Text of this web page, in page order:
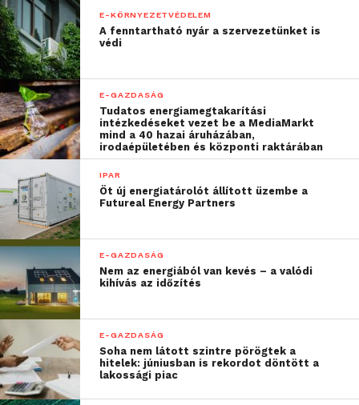
„Örömmel látjuk, hogy
Magyarország elindult a
digitális átalakulás útján,
mert az ebben rejlő
fejlődési és gazdasági
lehetőségek
kifogyhatatlanok.”
– mondta Jakab Roland, az HEBC elnöke, az Ericsson
Magyarország ügyvezető igazgatója.
„Örvendetesnek tartjuk a
Digitális Jólét Program
2.0 megalkotását, és
ennek valamennyi, a
közeljövőben
E-KÖRNYEZETVÉDELEM
A fenntartható nyár a szervezetünket is
védi
E-GAZDASÁG
Tudatos energiamegtakarítási
intézkedéseket vezet be a MediaMarkt
mind a 40 hazai áruházában,
irodaépületében és központi raktárában
IPAR
Öt új energiatárolót állított üzembe a
Futureal Energy Partners
E-GAZDASÁG
Nem az energiából van kevés – a valódi
kihívás az időzítés
E-GAZDASÁG
Soha nem látott szintre pörögtek a
hitelek: júniusban is rekordot döntött a
lakossági piac